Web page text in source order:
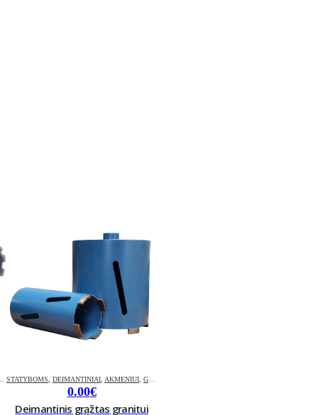
STATYBOMS, DEIMANTINIAI, AKMENIUI, GRĄŽTAI
0.00€
Deimantinis grąžtas granitui